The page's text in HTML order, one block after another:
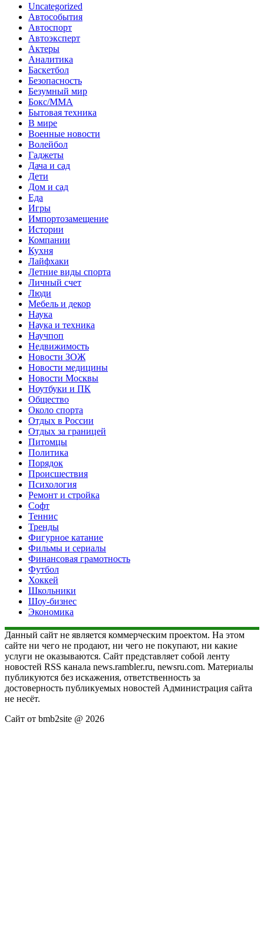
Uncategorized
Автособытия
Автоспорт
Автоэксперт
Актеры
Аналитика
Баскетбол
Безопасность
Безумный мир
Бокс/MMA
Бытовая техника
В мире
Военные новости
Волейбол
Гаджеты
Дача и сад
Дети
Дом и сад
Еда
Игры
Импортозамещение
Истории
Компании
Кухня
Лайфхаки
Летние виды спорта
Личный счет
Люди
Мебель и декор
Наука
Наука и техника
Научпоп
Недвижимость
Новости ЗОЖ
Новости медицины
Новости Москвы
Ноутбуки и ПК
Общество
Около спорта
Отдых в России
Отдых за границей
Питомцы
Политика
Порядок
Происшествия
Психология
Ремонт и стройка
Софт
Теннис
Тренды
Фигурное катание
Фильмы и сериалы
Финансовая грамотность
Футбол
Хоккей
Школьники
Шоу-бизнес
Экономика
Данный сайт не является коммерческим проектом. На этом
сайте ни чего не продают, ни чего не покупают, ни какие
услуги не оказываются. Сайт представляет собой ленту
новостей RSS канала news.rambler.ru, newsru.com. Материалы
публикуются без искажения, ответственность за
достоверность публикуемых новостей Администрация сайта
не несёт.
Сайт от bmb2site @ 2026